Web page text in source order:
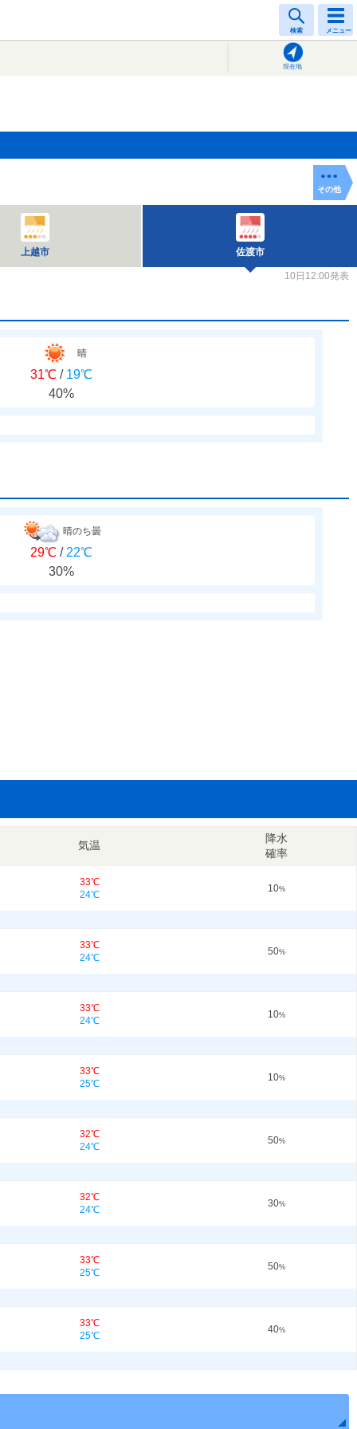
検索 メニュー
現在地
上越市 佐渡市
その他
10日12:00発表
晴
31℃ / 19℃
40%
晴のち曇
29℃ / 22℃
30%
気温
降水
確率
33℃
24℃
10%
33℃
24℃
50%
33℃
24℃
10%
33℃
25℃
10%
32℃
24℃
50%
32℃
24℃
30%
33℃
25℃
50%
33℃
25℃
40%